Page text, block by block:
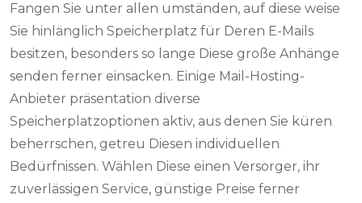
Fangen Sie unter allen umständen, auf diese weise
Sie hinlänglich Speicherplatz für Deren E-Mails
besitzen, besonders so lange Diese große Anhänge
senden ferner einsacken. Einige Mail-Hosting-
Anbieter präsentation diverse
Speicherplatzoptionen aktiv, aus denen Sie küren
beherrschen, getreu Diesen individuellen
Bedürfnissen. Wählen Diese einen Versorger, ihr
zuverlässigen Service, günstige Preise ferner